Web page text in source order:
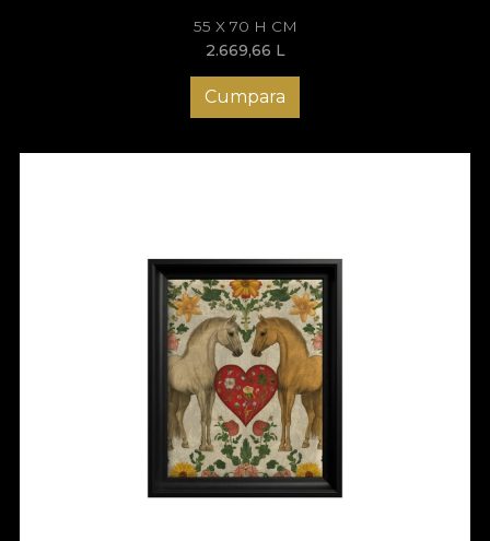
55 X 70 H CM
2.669,66 L
Cumpara